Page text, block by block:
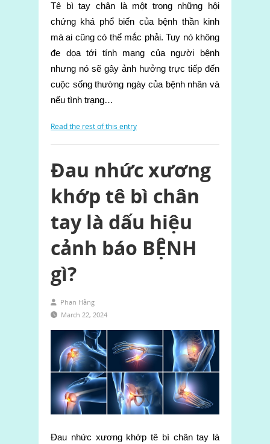
Tê bì tay chân là một trong những hội
chứng khá phổ biến của bệnh thần kinh
mà ai cũng có thể mắc phải. Tuy nó không
đe dọa tới tính mạng của người bệnh
nhưng nó sẽ gây ảnh hưởng trực tiếp đến
cuộc sống thường ngày của bệnh nhân và
nếu tình trạng…
Read the rest of this entry
Đau nhức xương
khớp tê bì chân
tay là dấu hiệu
cảnh báo BỆNH
gì?
Phan Hằng
March 22, 2024
Đau nhức xương khớp tê bì chân tay là